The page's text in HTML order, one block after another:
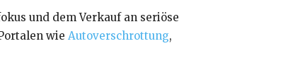
und dem Verkauf an seriöse
wie Autoverschrottung,